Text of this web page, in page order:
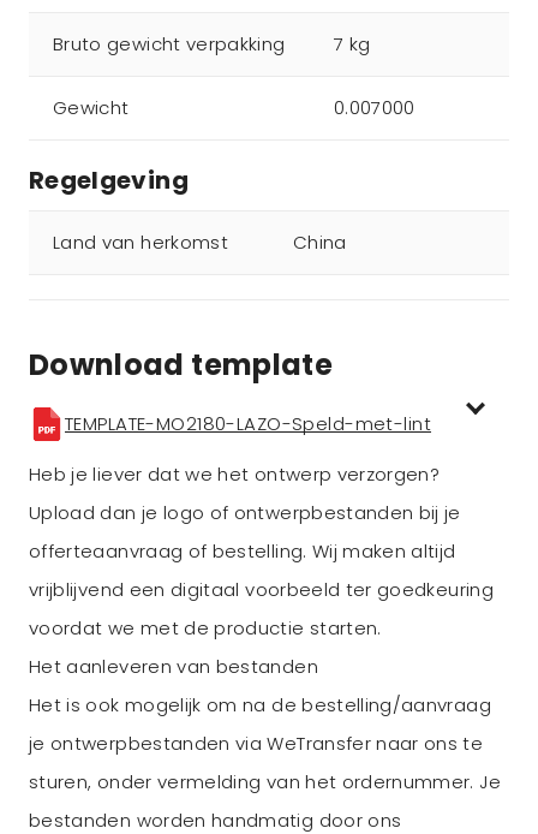
Bruto gewicht verpakking 7 kg
Gewicht 0.007000
Regelgeving
Land van herkomst China
Download template
TEMPLATE-MO2180-LAZO-Speld-met-lint
Heb je liever dat we het ontwerp verzorgen?
Upload dan je logo of ontwerpbestanden bij je
offerteaanvraag of bestelling. Wij maken altijd
vrijblijvend een digitaal voorbeeld ter goedkeuring
voordat we met de productie starten.
Het aanleveren van bestanden
Het is ook mogelijk om na de bestelling/aanvraag
je ontwerpbestanden via WeTransfer naar ons te
sturen, onder vermelding van het ordernummer. Je
bestanden worden handmatig door ons